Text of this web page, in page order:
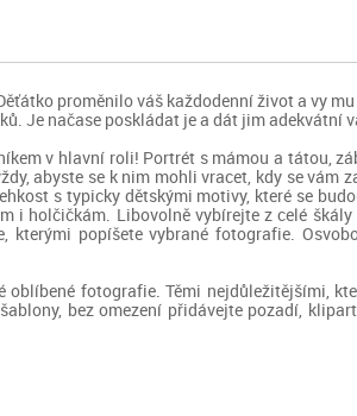
proměnilo váš každodenní život a vy
Je načase poskládat je a dát jim adekvátní
v hlavní roli! Portrét s mámou a tátou,
abyste se k nim mohli vracet, kdy se vám
s typicky dětskými motivy, které se
holčičkám. Libovolně vybírejte z celé
popíšete vybrané fotografie.
fotografie. Těmi nejdůležitějšími,
bez omezení přidávejte pozadí,